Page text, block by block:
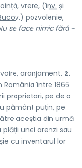
vrere, (înv. și
) pozvolenie,
se face nimic fără ~
aranjament. 2.
între 1866
proprietari, pe de o
pământ puțin, pe
aceștia din urmă
unei arenzi sau
cu inventarul lor;